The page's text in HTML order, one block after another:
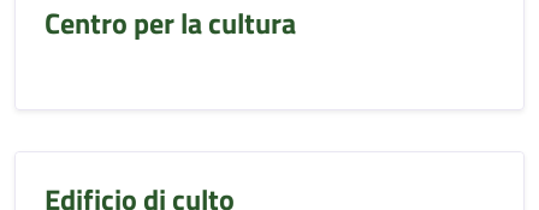
Centro per la cultura
Edificio di culto